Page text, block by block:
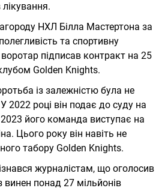
НХЛ Білла Мастертона за
та спортивну
підписав контракт на 25
Golden Knights.
із залежністю була не
2022 році він подає до суду на
його команда виступає на
Цього року він навіть не
табору Golden Knights.
журналістам, що оголосив
винен понад 27 мільйонів